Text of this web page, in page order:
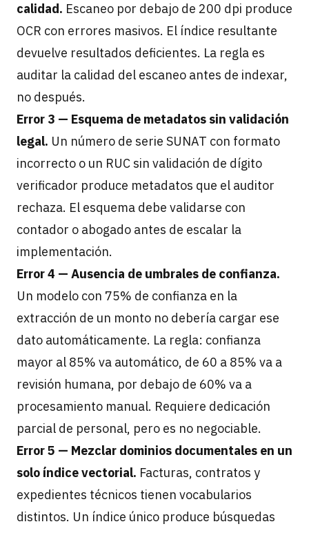
calidad. Escaneo por debajo de 200 dpi produce
OCR con errores masivos. El índice resultante
devuelve resultados deficientes. La regla es
auditar la calidad del escaneo antes de indexar,
no después.
Error 3 — Esquema de metadatos sin validación
legal. Un número de serie SUNAT con formato
incorrecto o un RUC sin validación de dígito
verificador produce metadatos que el auditor
rechaza. El esquema debe validarse con
contador o abogado antes de escalar la
implementación.
Error 4 — Ausencia de umbrales de confianza.
Un modelo con 75% de confianza en la
extracción de un monto no debería cargar ese
dato automáticamente. La regla: confianza
mayor al 85% va automático, de 60 a 85% va a
revisión humana, por debajo de 60% va a
procesamiento manual. Requiere dedicación
parcial de personal, pero es no negociable.
Error 5 — Mezclar dominios documentales en un
solo índice vectorial. Facturas, contratos y
expedientes técnicos tienen vocabularios
distintos. Un índice único produce búsquedas